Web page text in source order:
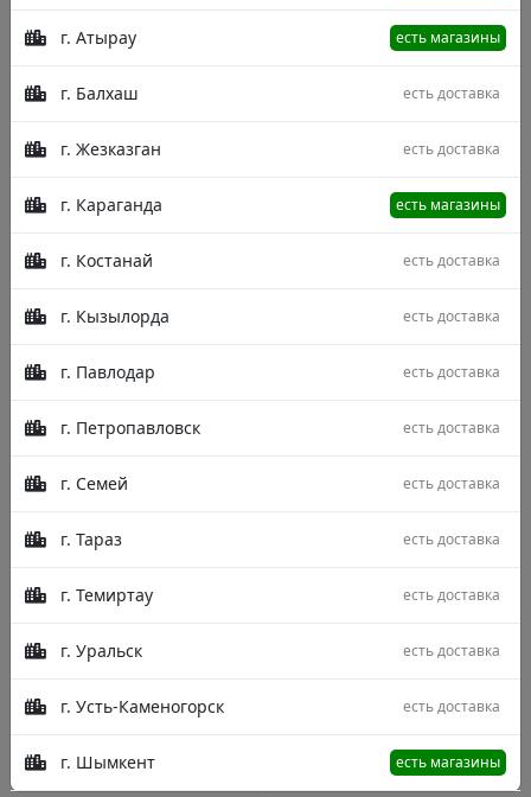
г. Атырау есть магазины
г. Балхаш есть доставка
г. Жезказган есть доставка
г. Караганда есть магазины
г. Костанай есть доставка
г. Кызылорда есть доставка
г. Павлодар есть доставка
г. Петропавловск есть доставка
г. Семей есть доставка
г. Тараз есть доставка
г. Темиртау есть доставка
г. Уральск есть доставка
г. Усть-Каменогорск есть доставка
г. Шымкент есть магазины
Красный Чай Малая
В процессе модерации.